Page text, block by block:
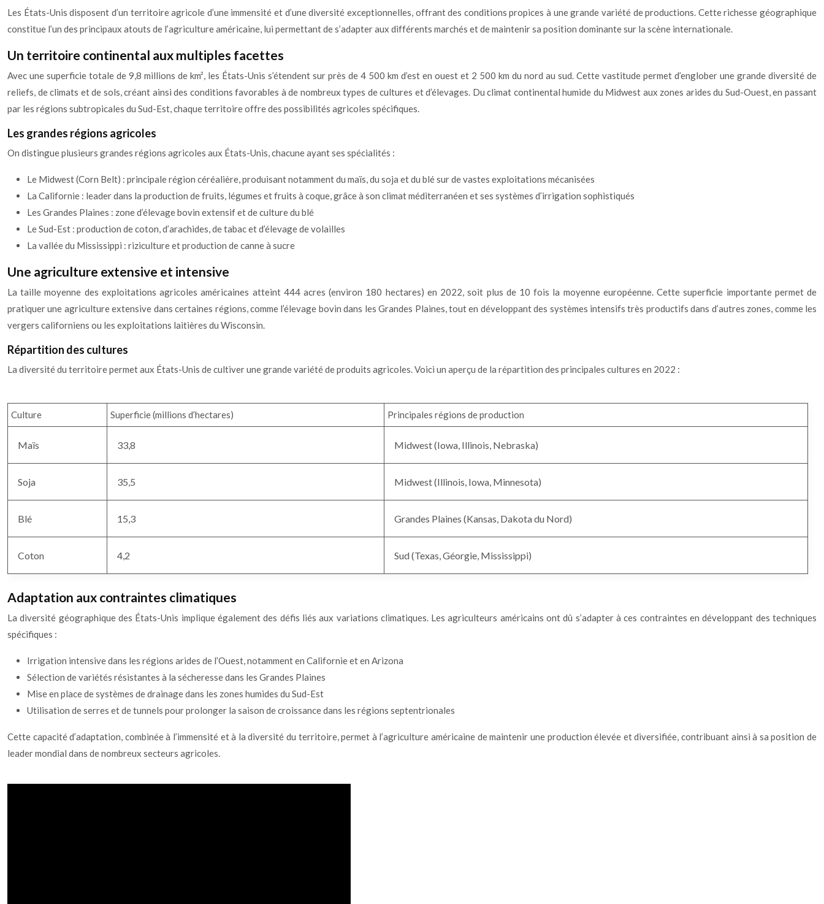
Les États-Unis disposent d’un territoire agricole d’une immensité et d’une diversité exceptionnelles, offrant des conditions propices à une grande variété de productions. Cette richesse géographique
constitue l’un des principaux atouts de l’agriculture américaine, lui permettant de s’adapter aux différents marchés et de maintenir sa position dominante sur la scène internationale.
Un territoire continental aux multiples facettes
Avec une superficie totale de 9,8 millions de km², les États-Unis s’étendent sur près de 4 500 km d’est en ouest et 2 500 km du nord au sud. Cette vastitude permet d’englober une grande diversité de
reliefs, de climats et de sols, créant ainsi des conditions favorables à de nombreux types de cultures et d’élevages. Du climat continental humide du Midwest aux zones arides du Sud-Ouest, en passant
par les régions subtropicales du Sud-Est, chaque territoire offre des possibilités agricoles spécifiques.
Les grandes régions agricoles
On distingue plusieurs grandes régions agricoles aux États-Unis, chacune ayant ses spécialités :
Le Midwest (Corn Belt) : principale région céréalière, produisant notamment du maïs, du soja et du blé sur de vastes exploitations mécanisées
La Californie : leader dans la production de fruits, légumes et fruits à coque, grâce à son climat méditerranéen et ses systèmes d’irrigation sophistiqués
Les Grandes Plaines : zone d’élevage bovin extensif et de culture du blé
Le Sud-Est : production de coton, d’arachides, de tabac et d’élevage de volailles
La vallée du Mississippi : riziculture et production de canne à sucre
Une agriculture extensive et intensive
La taille moyenne des exploitations agricoles américaines atteint 444 acres (environ 180 hectares) en 2022, soit plus de 10 fois la moyenne européenne. Cette superficie importante permet de
pratiquer une agriculture extensive dans certaines régions, comme l’élevage bovin dans les Grandes Plaines, tout en développant des systèmes intensifs très productifs dans d’autres zones, comme les
vergers californiens ou les exploitations laitières du Wisconsin.
Répartition des cultures
La diversité du territoire permet aux États-Unis de cultiver une grande variété de produits agricoles. Voici un aperçu de la répartition des principales cultures en 2022 :
Culture Superficie (millions d’hectares) Principales régions de production
Maïs 33,8 Midwest (Iowa, Illinois, Nebraska)
Soja 35,5 Midwest (Illinois, Iowa, Minnesota)
Blé 15,3 Grandes Plaines (Kansas, Dakota du Nord)
Coton 4,2 Sud (Texas, Géorgie, Mississippi)
Adaptation aux contraintes climatiques
La diversité géographique des États-Unis implique également des défis liés aux variations climatiques. Les agriculteurs américains ont dû s’adapter à ces contraintes en développant des techniques
spécifiques :
Irrigation intensive dans les régions arides de l’Ouest, notamment en Californie et en Arizona
Sélection de variétés résistantes à la sécheresse dans les Grandes Plaines
Mise en place de systèmes de drainage dans les zones humides du Sud-Est
Utilisation de serres et de tunnels pour prolonger la saison de croissance dans les régions septentrionales
Cette capacité d’adaptation, combinée à l’immensité et à la diversité du territoire, permet à l’agriculture américaine de maintenir une production élevée et diversifiée, contribuant ainsi à sa position de
leader mondial dans de nombreux secteurs agricoles.